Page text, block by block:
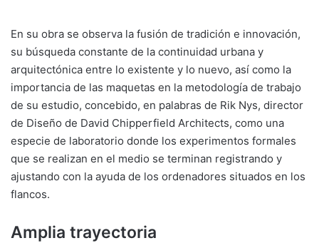
En su obra se observa la fusión de tradición e innovación,
su búsqueda constante de la continuidad urbana y
arquitectónica entre lo existente y lo nuevo, así como la
importancia de las maquetas en la metodología de trabajo
de su estudio, concebido, en palabras de Rik Nys, director
de Diseño de David Chipperfield Architects, como una
especie de laboratorio donde los experimentos formales
que se realizan en el medio se terminan registrando y
ajustando con la ayuda de los ordenadores situados en los
flancos.
Amplia trayectoria